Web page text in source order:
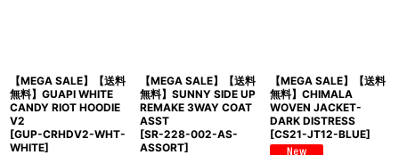
【MEGA SALE】【送料
無料】GUAPI WHITE
CANDY RIOT HOODIE
V2
[GUP-CRHDV2-WHT-
WHITE]
【MEGA SALE】【送料
無料】SUNNY SIDE UP
REMAKE 3WAY COAT
ASST
[SR-228-002-AS-
ASSORT]
【MEGA SALE】【送料
無料】CHIMALA
WOVEN JACKET-
DARK DISTRESS
[CS21-JT12-BLUE]